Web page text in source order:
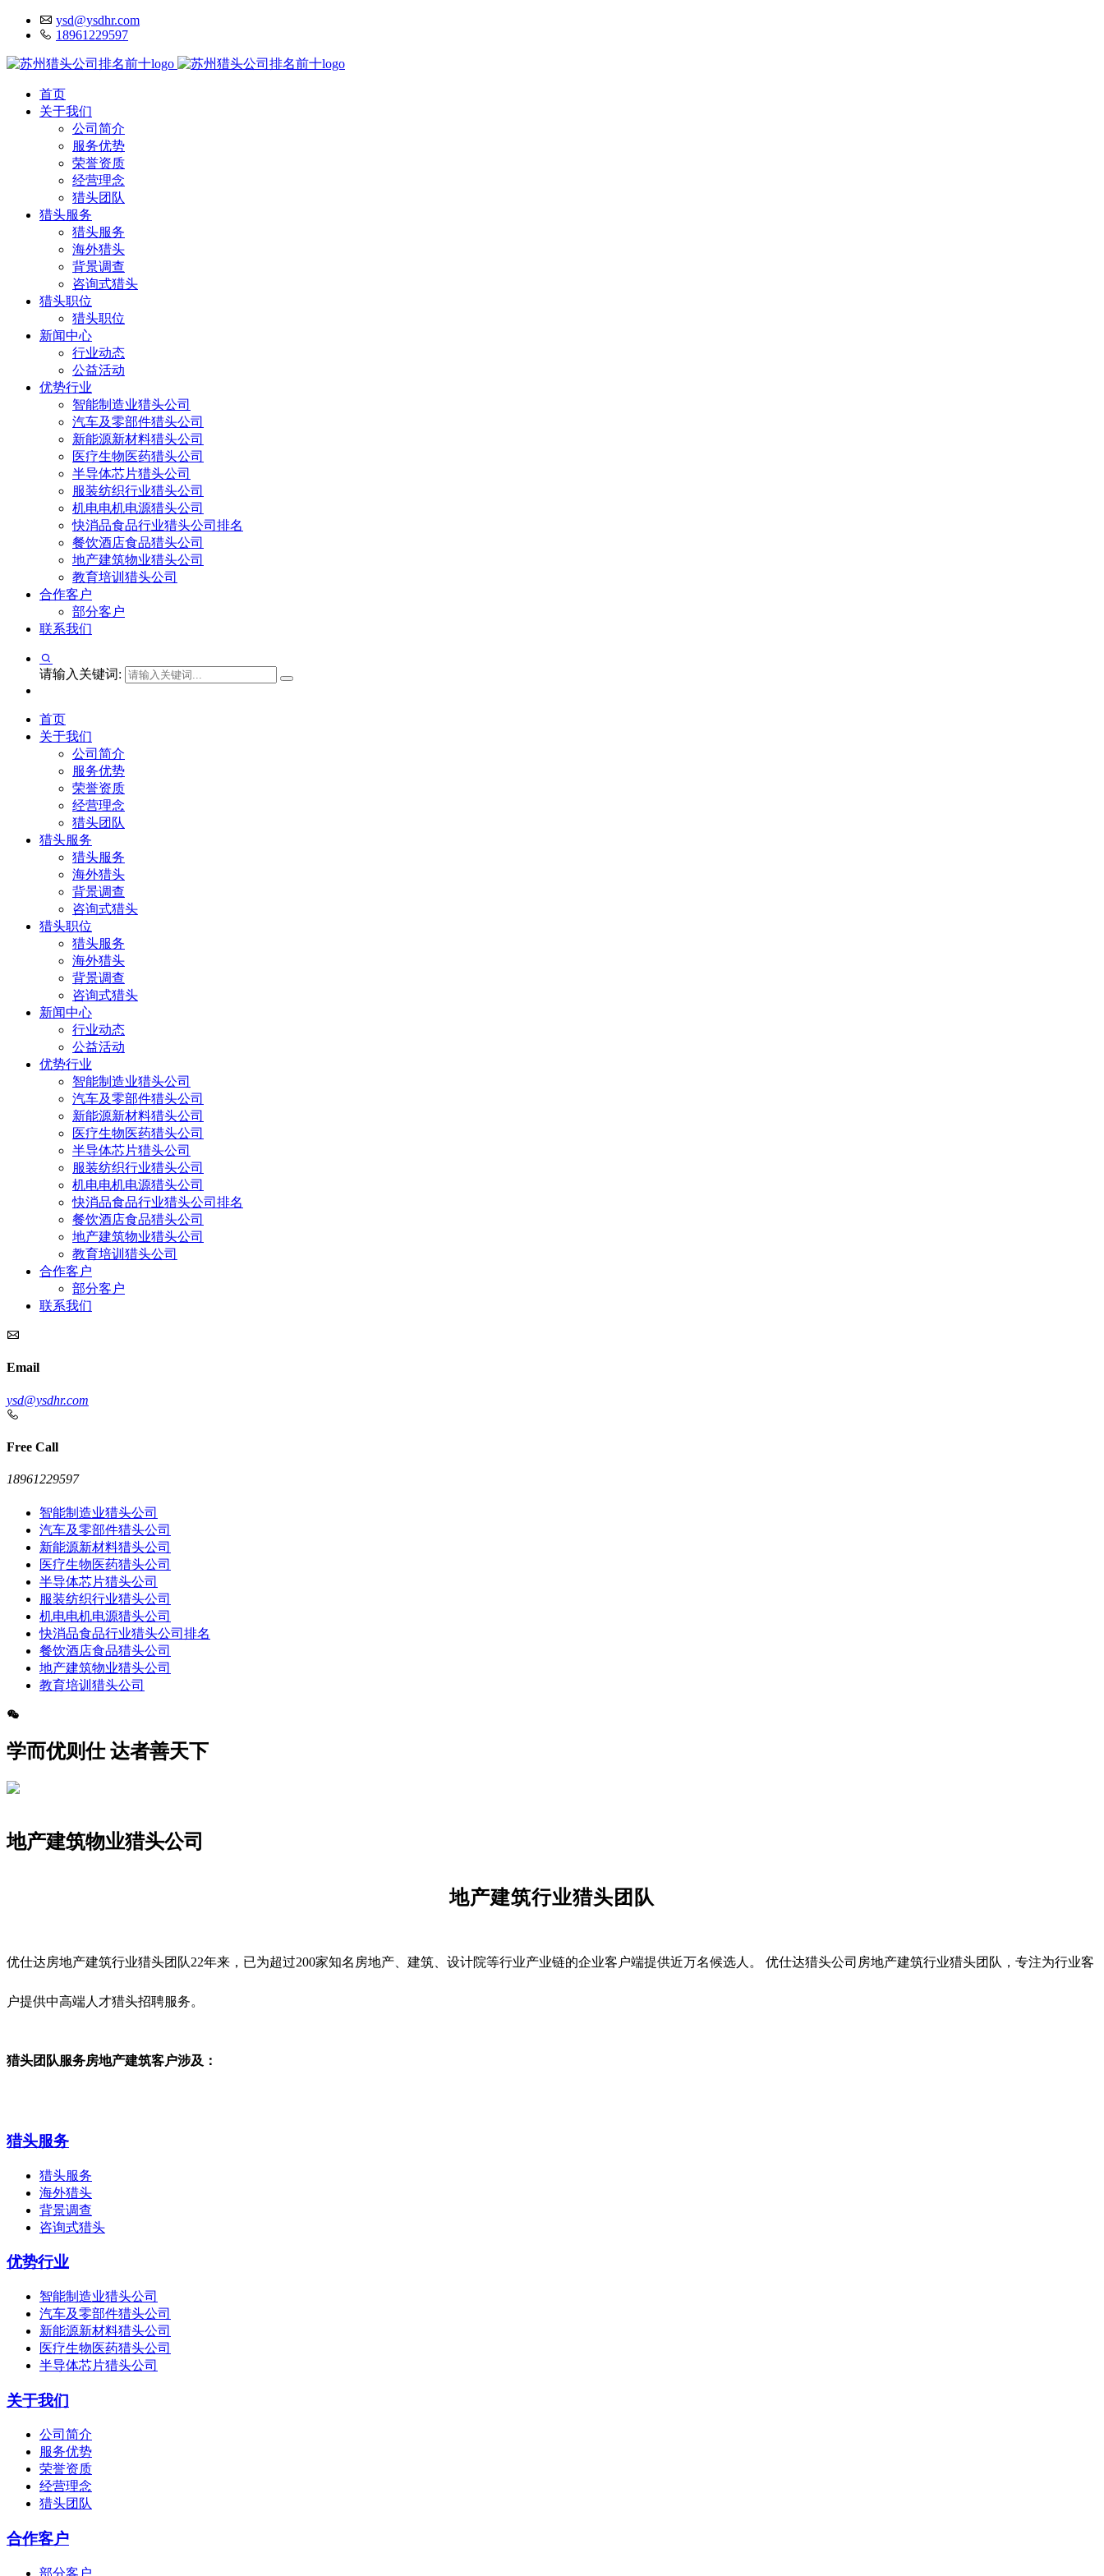
ysd@ysdhr.com
18961229597
首页
关于我们
公司简介
服务优势
荣誉资质
经营理念
猎头团队
猎头服务
猎头服务
海外猎头
背景调查
咨询式猎头
猎头职位
猎头职位
新闻中心
行业动态
公益活动
优势行业
智能制造业猎头公司
汽车及零部件猎头公司
新能源新材料猎头公司
医疗生物医药猎头公司
半导体芯片猎头公司
服装纺织行业猎头公司
机电电机电源猎头公司
快消品食品行业猎头公司排名
餐饮酒店食品猎头公司
地产建筑物业猎头公司
教育培训猎头公司
合作客户
部分客户
联系我们
请输入关键词:
首页
关于我们
公司简介
服务优势
荣誉资质
经营理念
猎头团队
猎头服务
猎头服务
海外猎头
背景调查
咨询式猎头
猎头职位
猎头服务
海外猎头
背景调查
咨询式猎头
新闻中心
行业动态
公益活动
优势行业
智能制造业猎头公司
汽车及零部件猎头公司
新能源新材料猎头公司
医疗生物医药猎头公司
半导体芯片猎头公司
服装纺织行业猎头公司
机电电机电源猎头公司
快消品食品行业猎头公司排名
餐饮酒店食品猎头公司
地产建筑物业猎头公司
教育培训猎头公司
合作客户
部分客户
联系我们
Email
ysd@ysdhr.com
Free Call
18961229597
智能制造业猎头公司
汽车及零部件猎头公司
新能源新材料猎头公司
医疗生物医药猎头公司
半导体芯片猎头公司
服装纺织行业猎头公司
机电电机电源猎头公司
快消品食品行业猎头公司排名
餐饮酒店食品猎头公司
地产建筑物业猎头公司
教育培训猎头公司
学而优则仕 达者善天下
地产建筑物业猎头公司
地产建筑行业猎头团队
优仕达房地产建筑行业猎头团队22年来，已为超过200家知名房地产、建筑、设计院等行业产业链的企业客户端提供近万名候选人。 优仕达猎头公司房地产建筑行业猎头团队，专注为行业客
户提供中高端人才猎头招聘服务。
猎头团队服务房地产建筑客户涉及：
猎头服务
猎头服务
海外猎头
背景调查
咨询式猎头
优势行业
智能制造业猎头公司
汽车及零部件猎头公司
新能源新材料猎头公司
医疗生物医药猎头公司
半导体芯片猎头公司
关于我们
公司简介
服务优势
荣誉资质
经营理念
猎头团队
合作客户
部分客户